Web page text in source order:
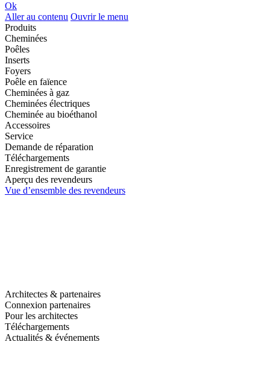
Ok
Aller au contenu Ouvrir le menu
Produits
Cheminées
Poêles
Inserts
Foyers
Poêle en faïence
Cheminées à gaz
Cheminées électriques
Cheminée au bioéthanol
Accessoires
Service
Demande de réparation
Téléchargements
Enregistrement de garantie
Aperçu des revendeurs
Vue d’ensemble des revendeurs
Architectes & partenaires
Connexion partenaires
Pour les architectes
Téléchargements
Actualités & événements